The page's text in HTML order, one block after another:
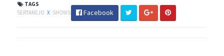
TAGS
SERTANEJO X SHOWS Facebook